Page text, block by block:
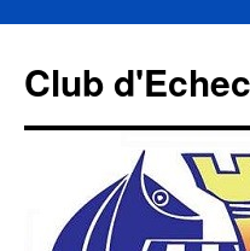
contenu
Club